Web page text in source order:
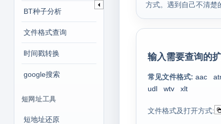
BT种子分析
文件格式查询
时间戳转换
google搜索
短网址工具
短地址还原
方式。遇到自己不清楚
输入需要查询的
常见文件格式: aac
udl
wtv xlt
文件格式及打开方式: